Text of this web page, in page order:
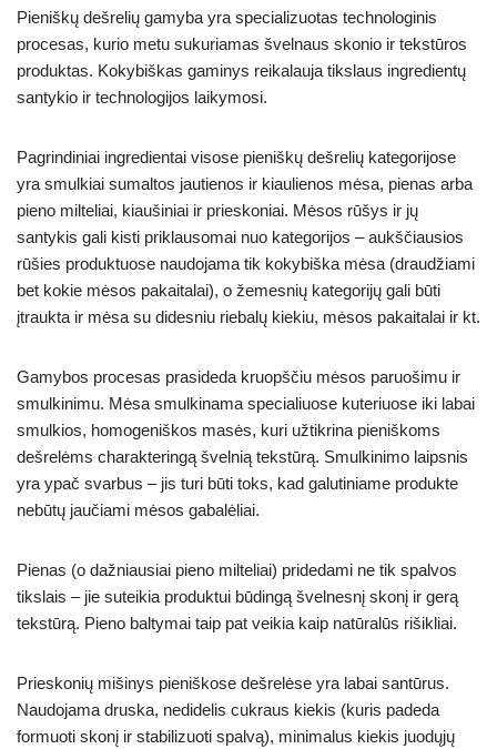
Pieniškų dešrelių gamyba yra specializuotas technologinis
procesas, kurio metu sukuriamas švelnaus skonio ir tekstūros
produktas. Kokybiškas gaminys reikalauja tikslaus ingredientų
santykio ir technologijos laikymosi.
Pagrindiniai ingredientai visose pieniškų dešrelių kategorijose
yra smulkiai sumaltos jautienos ir kiaulienos mėsa, pienas arba
pieno milteliai, kiaušiniai ir prieskoniai. Mėsos rūšys ir jų
santykis gali kisti priklausomai nuo kategorijos – aukščiausios
rūšies produktuose naudojama tik kokybiška mėsa (draudžiami
bet kokie mėsos pakaitalai), o žemesnių kategorijų gali būti
įtraukta ir mėsa su didesniu riebalų kiekiu, mėsos pakaitalai ir kt.
Gamybos procesas prasideda kruopščiu mėsos paruošimu ir
smulkinimu. Mėsa smulkinama specialiuose kuteriuose iki labai
smulkios, homogeniškos masės, kuri užtikrina pieniškoms
dešrelėms charakteringą švelnią tekstūrą. Smulkinimo laipsnis
yra ypač svarbus – jis turi būti toks, kad galutiniame produkte
nebūtų jaučiami mėsos gabalėliai.
Pienas (o dažniausiai pieno milteliai) pridedami ne tik spalvos
tikslais – jie suteikia produktui būdingą švelnesnį skonį ir gerą
tekstūrą. Pieno baltymai taip pat veikia kaip natūralūs rišikliai.
Prieskonių mišinys pieniškose dešrelėse yra labai santūrus.
Naudojama druska, nedidelis cukraus kiekis (kuris padeda
formuoti skonį ir stabilizuoti spalvą), minimalus kiekis juodųjų